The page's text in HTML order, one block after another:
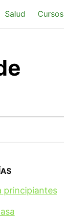
Salud Cursos
principiantes